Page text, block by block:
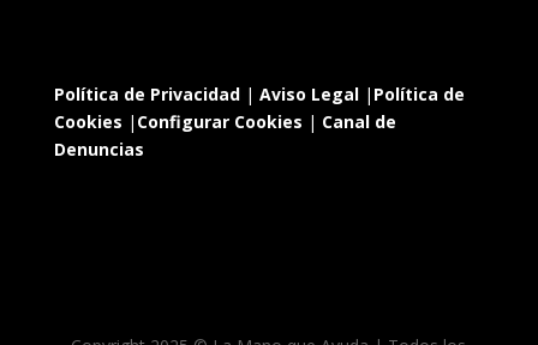
Política de Privacidad| Aviso Legal| Política de
Cookies | Configurar Cookies | Canal de
Denuncias